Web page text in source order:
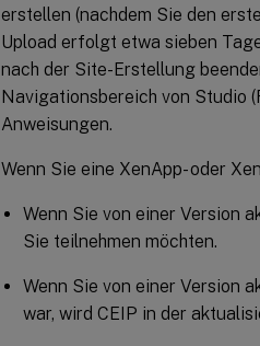
erstellen (nachdem Sie den
Upload erfolgt etwa sieben
nach der Site-Erstellung
Navigationsbereich von Studio
Anweisungen.
Wenn Sie eine XenApp- oder
Wenn Sie von einer Version
Sie teilnehmen möchten.
Wenn Sie von einer Version
war, wird CEIP in der